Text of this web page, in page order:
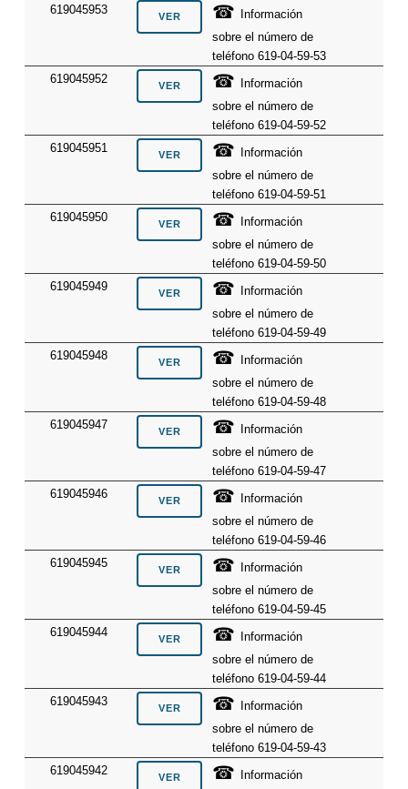
619045953
☎ Información
sobre el número de
teléfono 619-04-59-53
619045952
☎ Información
sobre el número de
teléfono 619-04-59-52
619045951
☎ Información
sobre el número de
teléfono 619-04-59-51
619045950
☎ Información
sobre el número de
teléfono 619-04-59-50
619045949
☎ Información
sobre el número de
teléfono 619-04-59-49
619045948
☎ Información
sobre el número de
teléfono 619-04-59-48
619045947
☎ Información
sobre el número de
teléfono 619-04-59-47
619045946
☎ Información
sobre el número de
teléfono 619-04-59-46
619045945
☎ Información
sobre el número de
teléfono 619-04-59-45
619045944
☎ Información
sobre el número de
teléfono 619-04-59-44
619045943
☎ Información
sobre el número de
teléfono 619-04-59-43
619045942
☎ Información